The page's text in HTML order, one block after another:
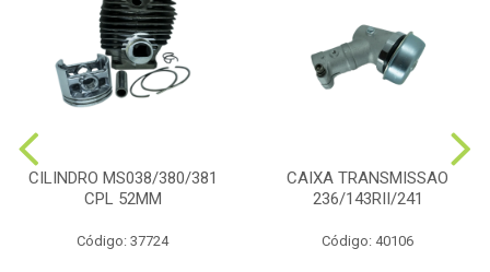
CILINDRO MS038/380/381
CPL 52MM
Código: 37724
CAIXA TRANSMISSAO
236/143RII/241
Código: 40106